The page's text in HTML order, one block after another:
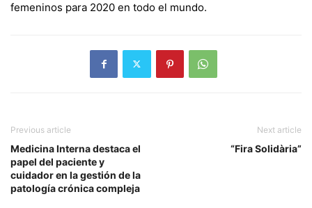
femeninos para 2020 en todo el mundo.
Previous article
Medicina Interna destaca el
papel del paciente y
cuidador en la gestión de la
patología crónica compleja
Next article
“Fira Solidària”